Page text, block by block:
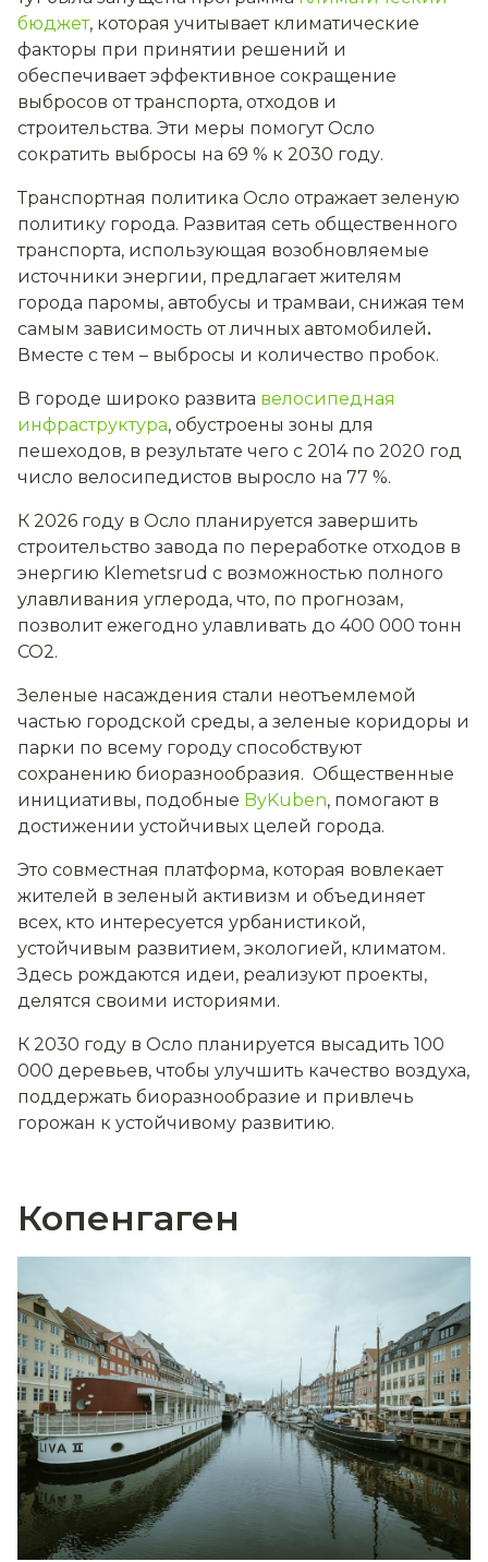
бюджет, которая учитывает климатические
факторы при принятии решений и
обеспечивает эффективное сокращение
выбросов от транспорта, отходов и
строительства. Эти меры помогут Осло
сократить выбросы на 69 % к 2030 году.
Транспортная политика Осло отражает зеленую
политику города. Развитая сеть общественного
транспорта, использующая возобновляемые
источники энергии, предлагает жителям
города паромы, автобусы и трамваи, снижая тем
самым зависимость от личных автомобилей.
Вместе с тем – выбросы и количество пробок.
В городе широко развита велосипедная
инфраструктура, обустроены зоны для
пешеходов, в результате чего с 2014 по 2020 год
число велосипедистов выросло на 77 %.
К 2026 году в Осло планируется завершить
строительство завода по переработке отходов в
энергию Klemetsrud с возможностью полного
улавливания углерода, что, по прогнозам,
позволит ежегодно улавливать до 400 000 тонн
CO2.
Зеленые насаждения стали неотъемлемой
частью городской среды, а зеленые коридоры и
парки по всему городу способствуют
сохранению биоразнообразия. Общественные
инициативы, подобные ByKuben, помогают в
достижении устойчивых целей города.
Это совместная платформа, которая вовлекает
жителей в зеленый активизм и объединяет
всех, кто интересуется урбанистикой,
устойчивым развитием, экологией, климатом.
Здесь рождаются идеи, реализуют проекты,
делятся своими историями.
К 2030 году в Осло планируется высадить 100
000 деревьев, чтобы улучшить качество воздуха,
поддержать биоразнообразие и привлечь
горожан к устойчивому развитию.
Копенгаген